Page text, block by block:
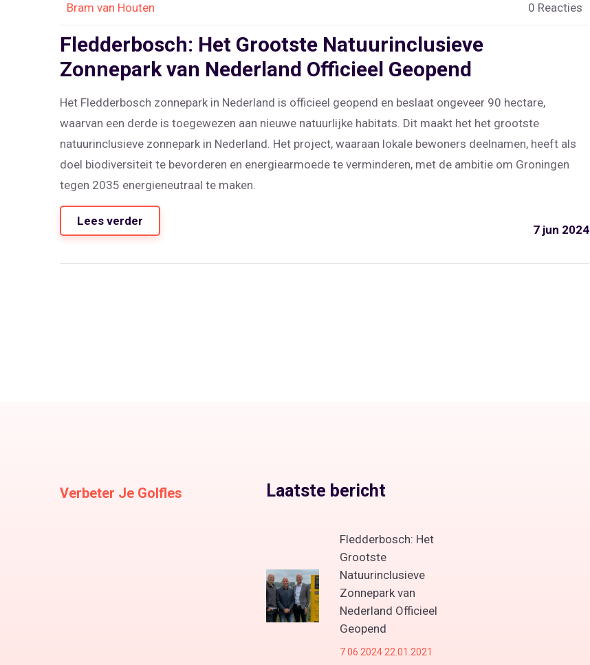
Bram van Houten 0 Reacties
Fledderbosch: Het Grootste Natuurinclusieve
Zonnepark van Nederland Officieel Geopend
Het Fledderbosch zonnepark in Nederland is officieel geopend en beslaat ongeveer 90 hectare,
waarvan een derde is toegewezen aan nieuwe natuurlijke habitats. Dit maakt het het grootste
natuurinclusieve zonnepark in Nederland. Het project, waaraan lokale bewoners deelnamen, heeft als
doel biodiversiteit te bevorderen en energiearmoede te verminderen, met de ambitie om Groningen
tegen 2035 energieneutraal te maken.
Lees verder
7 jun 2024
Verbeter Je Golfles Laatste bericht
Fledderbosch: Het
Grootste
Natuurinclusieve
Zonnepark van
Nederland Officieel
Geopend
7 06 2024 22.01.2021